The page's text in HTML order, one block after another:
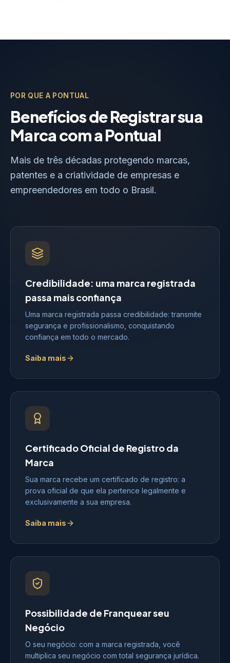
POR QUE A PONTUAL
Benefícios de Registrar sua
Marca com a Pontual
Mais de três décadas protegendo marcas,
patentes e a criatividade de empresas e
empreendedores em todo o Brasil.
Credibilidade: uma marca registrada
passa mais confiança
Uma marca registrada passa credibilidade: transmite
segurança e profissionalismo, conquistando
confiança em todo o mercado.
Saiba mais
Certificado Oficial de Registro da
Marca
Sua marca recebe um certificado de registro: a
prova oficial de que ela pertence legalmente e
exclusivamente a sua empresa.
Saiba mais
Possibilidade de Franquear seu
Negócio
O seu negócio: com a marca registrada, você
multiplica seu negócio com total segurança jurídica.